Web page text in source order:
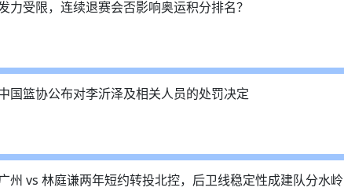
力受限，连续退赛会否影响奥运积分排名？
国篮协公布对李沂泽及相关人员的处罚决定
州 vs 林庭谦两年短约转投北控，后卫线稳定性成建队分水岭